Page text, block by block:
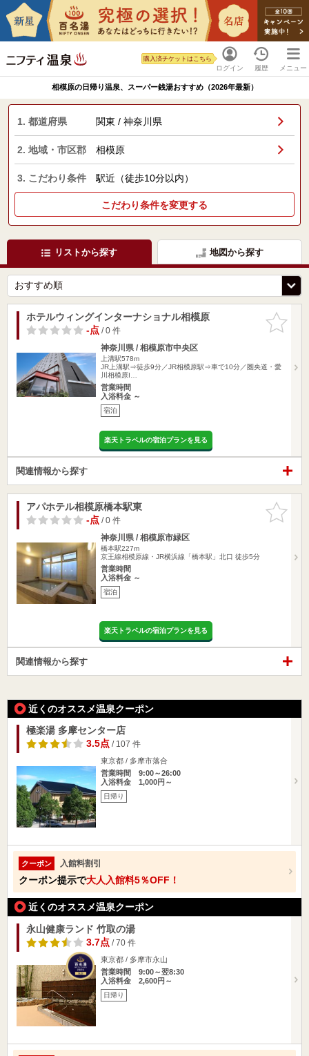
ログイン
購入済チケットはこちら
履歴 メニュー
相模原の日帰り温泉、スーパー銭湯おすすめ（2026年最新）
1. 都道府県 関東 / 神奈川県
2. 地域・市区郡 相模原
3. こだわり条件 駅近（徒歩10分以内）
こだわり条件を変更する
リストから探す 地図から探す
お気に入
りに追加
ホテルウィングインターナショナル相模原
-点/ 0 件
神奈川県 / 相模原市中央区
上溝駅578m
JR上溝駅⇒徒歩9分／JR相模原駅⇒車で10分／圏央道・愛
川相模原I…
営業時間
入浴料金 ～
宿泊
楽天トラベルの宿泊プランを見る
関連情報から探す
お気に入
りに追加
アパホテル相模原橋本駅東
-点/ 0 件
神奈川県 / 相模原市緑区
橋本駅227m
京王線相模原線・JR横浜線「橋本駅」北口 徒歩5分
営業時間
入浴料金 ～
宿泊
楽天トラベルの宿泊プランを見る
関連情報から探す
近くのオススメ温泉クーポン
極楽湯 多摩センター店
3.5点/ 107 件
東京都 / 多摩市落合
営業時間 9:00～26:00
入浴料金 1,000円～
日帰り
クーポン 入館料割引
クーポン提示で大人入館料5％OFF！
近くのオススメ温泉クーポン
永山健康ランド 竹取の湯
3.7点/ 70 件
東京都 / 多摩市永山
営業時間 9:00～翌8:30
入浴料金 2,600円～
日帰り